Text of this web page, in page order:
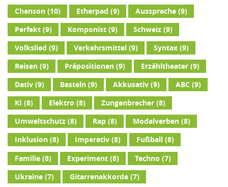
Chanson(10) Etherpad (9) Aussprache(9)
Perfekt(9) Komponist(9) Schweiz(9)
Volkslied (9) Verkehrsmittel(9) Syntax(9)
Reisen(9) Präpositionen(9) Erzähltheater(9)
Dativ(9) Basteln(9) Akkusativ(9) ABC (9)
KI (8) Elektro (8) Zungenbrecher(8)
Umweltschutz(8) Rap(8) Modalverben(8)
Inklusion(8) Imperativ(8) Fußball (8)
Familie(8) Experiment(8) Techno (7)
Ukraine(7) Gitarrenakkorde(7)